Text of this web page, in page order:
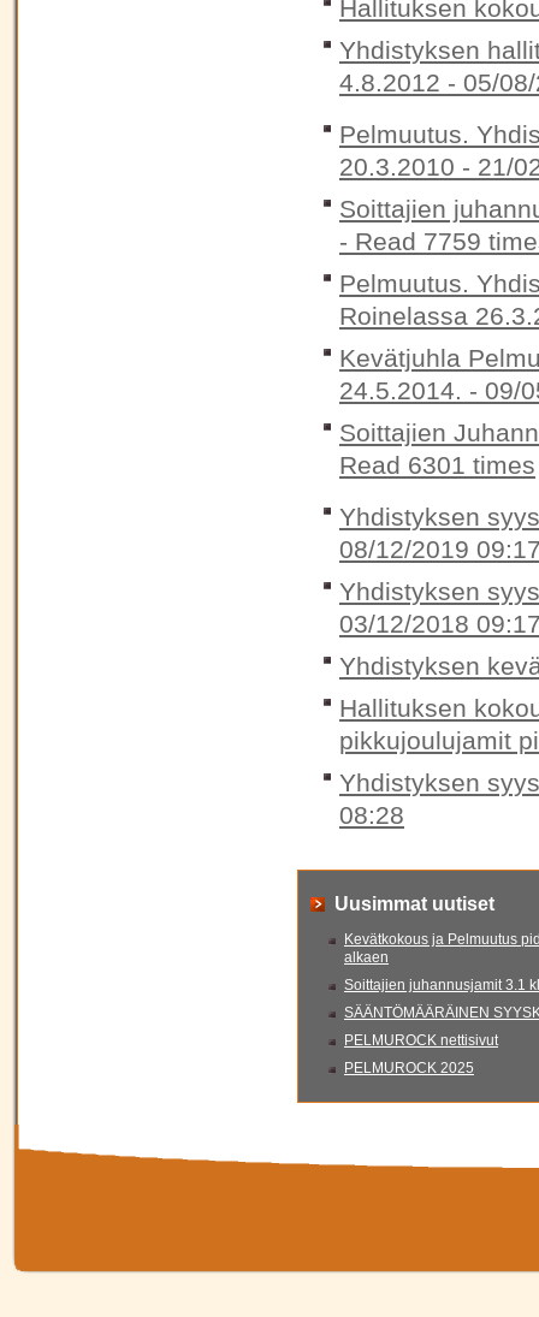
Hallituksen
Yhdistyksen
4.8.2012 - 05/
Pelmuutus.
20.3.2010 - 21/
Soittajien
- Read 7759
Pelmuutus.
Roinelassa
Kevätjuhla
24.5.2014. - 09/
Soittajien
Read 6301 times
Yhdistyksen
08/12/2019
Yhdistyksen
03/12/2018
Yhdistyksen
Hallituksen
pikkujoulujamit
Yhdistyksen
08:28
Uusimmat uutiset
Kevätkokous ja Pelmuutus
alkaen
Soittajien juhannusjamit 3.1
SÄÄNTÖMÄÄRÄINEN
PELMUROCK nettisivut
PELMUROCK 2025